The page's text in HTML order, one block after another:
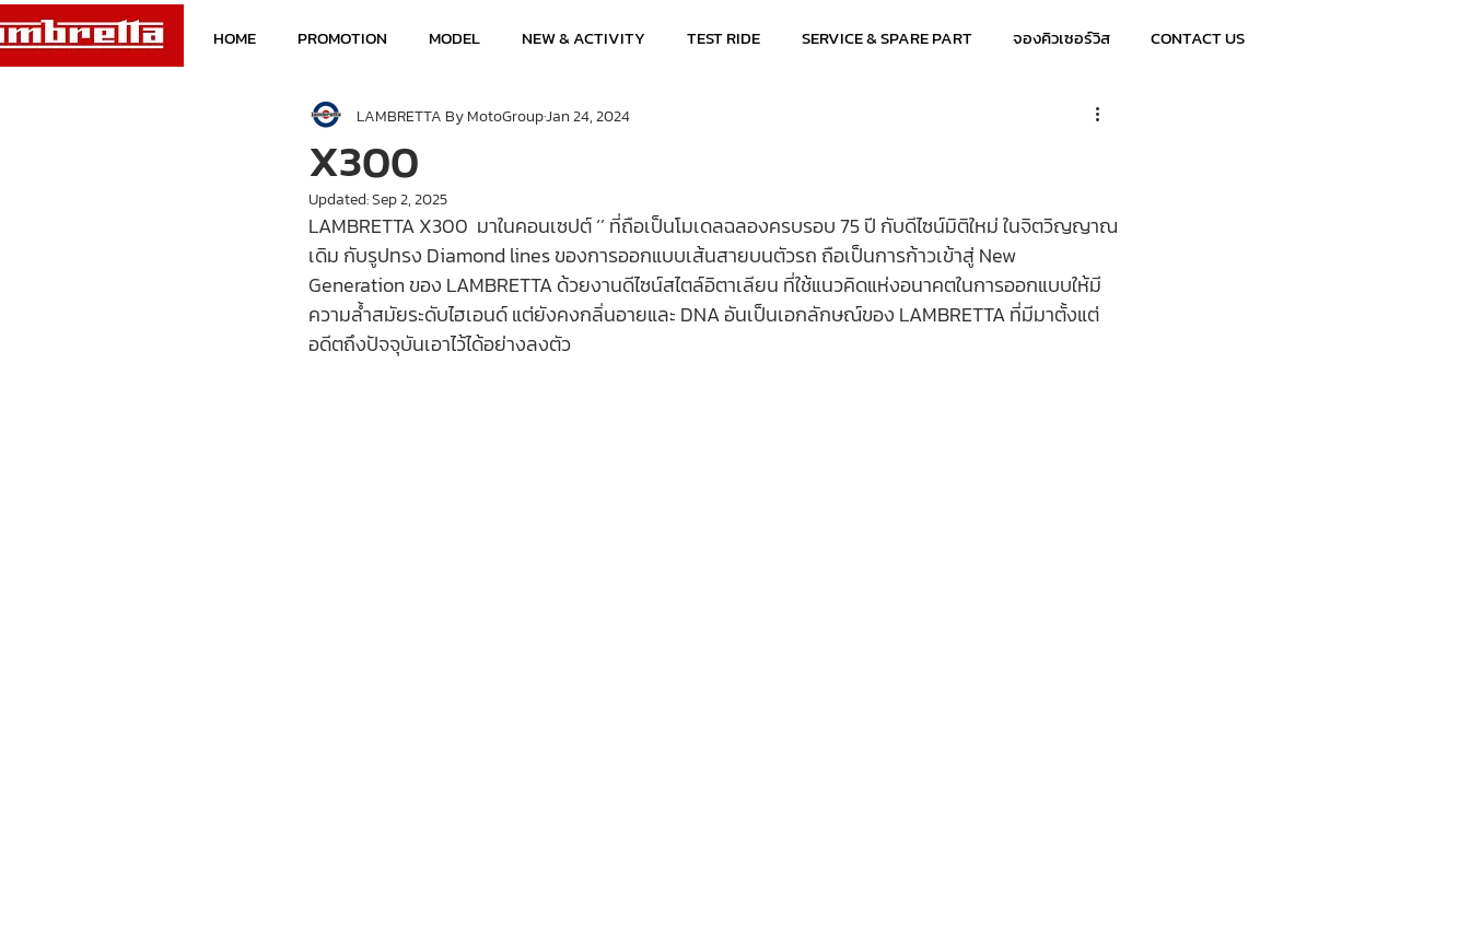
HOME PROMOTION MODEL NEW & ACTIVITY TEST RIDE SERVICE & SPARE PART จองคิวเซอร์วิส CONTACT US
X300
LAMBRETTA By MotoGroupJan 24, 2024
Updated:Sep 2, 2025
LAMBRETTA X300  มาในคอนเซปต์ ‘’ ที่ถือเป็นโมเดลฉลองครบรอบ 75 ปี กับดีไซน์มิติใหม่ ในจิตวิญญาณ
เดิม กับรูปทรง Diamond lines ของการออกแบบเส้นสายบนตัวรถ ถือเป็นการก้าวเข้าสู่ New
Generation ของ LAMBRETTA ด้วยงานดีไซน์สไตล์อิตาเลียน ที่ใช้แนวคิดแห่งอนาคตในการออกแบบให้มี
ความล้ำสมัยระดับไฮเอนด์ แต่ยังคงกลิ่นอายและ DNA อันเป็นเอกลักษณ์ของ LAMBRETTA ที่มีมาตั้งแต่
อดีตถึงปัจจุบันเอาไว้ได้อย่างลงตัว